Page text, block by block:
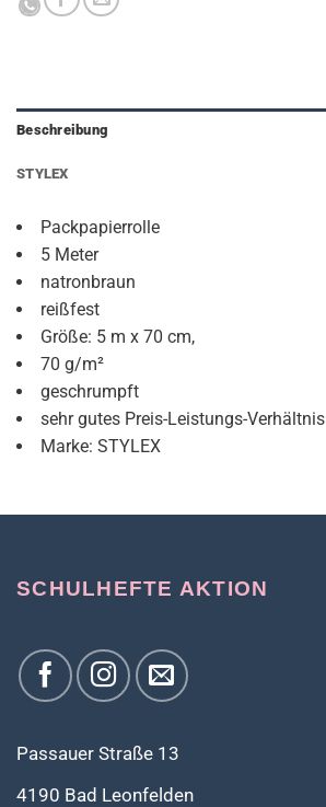
Beschreibung
STYLEX
Packpapierrolle
5 Meter
natronbraun
reißfest
Größe: 5 m x 70 cm,
70 g/m²
geschrumpft
sehr gutes Preis-Leistungs-Verhältnis
Marke: STYLEX
SCHULHEFTE AKTION
Passauer Straße 13
4190 Bad Leonfelden